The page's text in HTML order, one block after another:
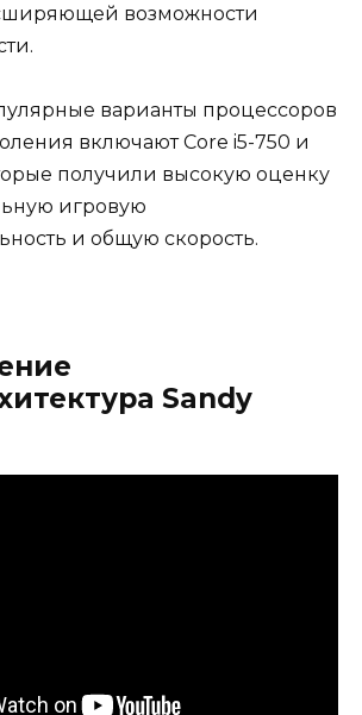
возможности
варианты процессоров
включают Core i5-750 и
получили высокую оценку
игровую
и общую скорость.
Sandy